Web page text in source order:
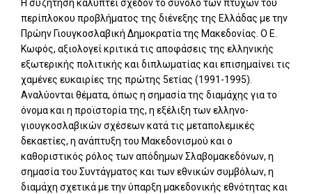
Η συζήτηση καλύπτει σχεδόν το σύνολο των πτυχών του
περίπλοκου προβλήματος της διένεξης της Ελλάδας με την
Πρώην Γιουγκοσλαβική Δημοκρατία της Μακεδονίας. Ο Ε.
Κωφός, αξιολογεί κριτικά τις αποφάσεις της ελληνικής
εξωτερικής πολιτικής και διπλωματίας και επισημαίνει τις
χαμένες ευκαιρίες της πρώτης 5ετίας (1991-1995).
Αναλύονται θέματα, όπως η σημασία της διαμάχης για το
όνομα και η προϊστορία της, η εξέλιξη των ελληνο-
γιουγκοσλαβικών σχέσεων κατά τις μεταπολεμικές
δεκαετίες, η ανάπτυξη του Μακεδονισμού και ο
καθοριστικός ρόλος των απόδημων Σλαβομακεδόνων, η
σημασία του Συντάγματος και των εθνικών συμβόλων, η
διαμάχη σχετικά με την ύπαρξη μακεδονικής εθνότητας και